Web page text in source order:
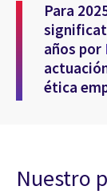
Para
años por
ética
Nuestro